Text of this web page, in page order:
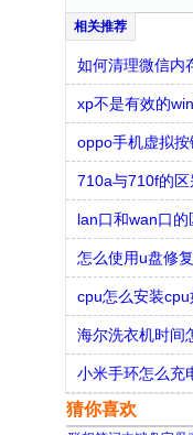
如何清理微信内
xp不是有效的
oppo手机虚拟
710a与710f的
lan口和wan口
怎么使用u盘修
cpu怎么安装cpu
海尔洗衣机时间
小米手环怎么充
猜你喜欢